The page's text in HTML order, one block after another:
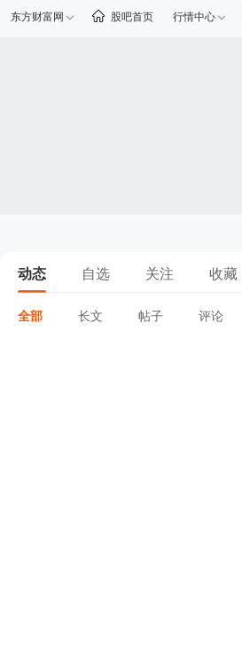
东方财富网 股吧首页 行情中心
动态 自选 关注 收藏
全部 长文 帖子 评论